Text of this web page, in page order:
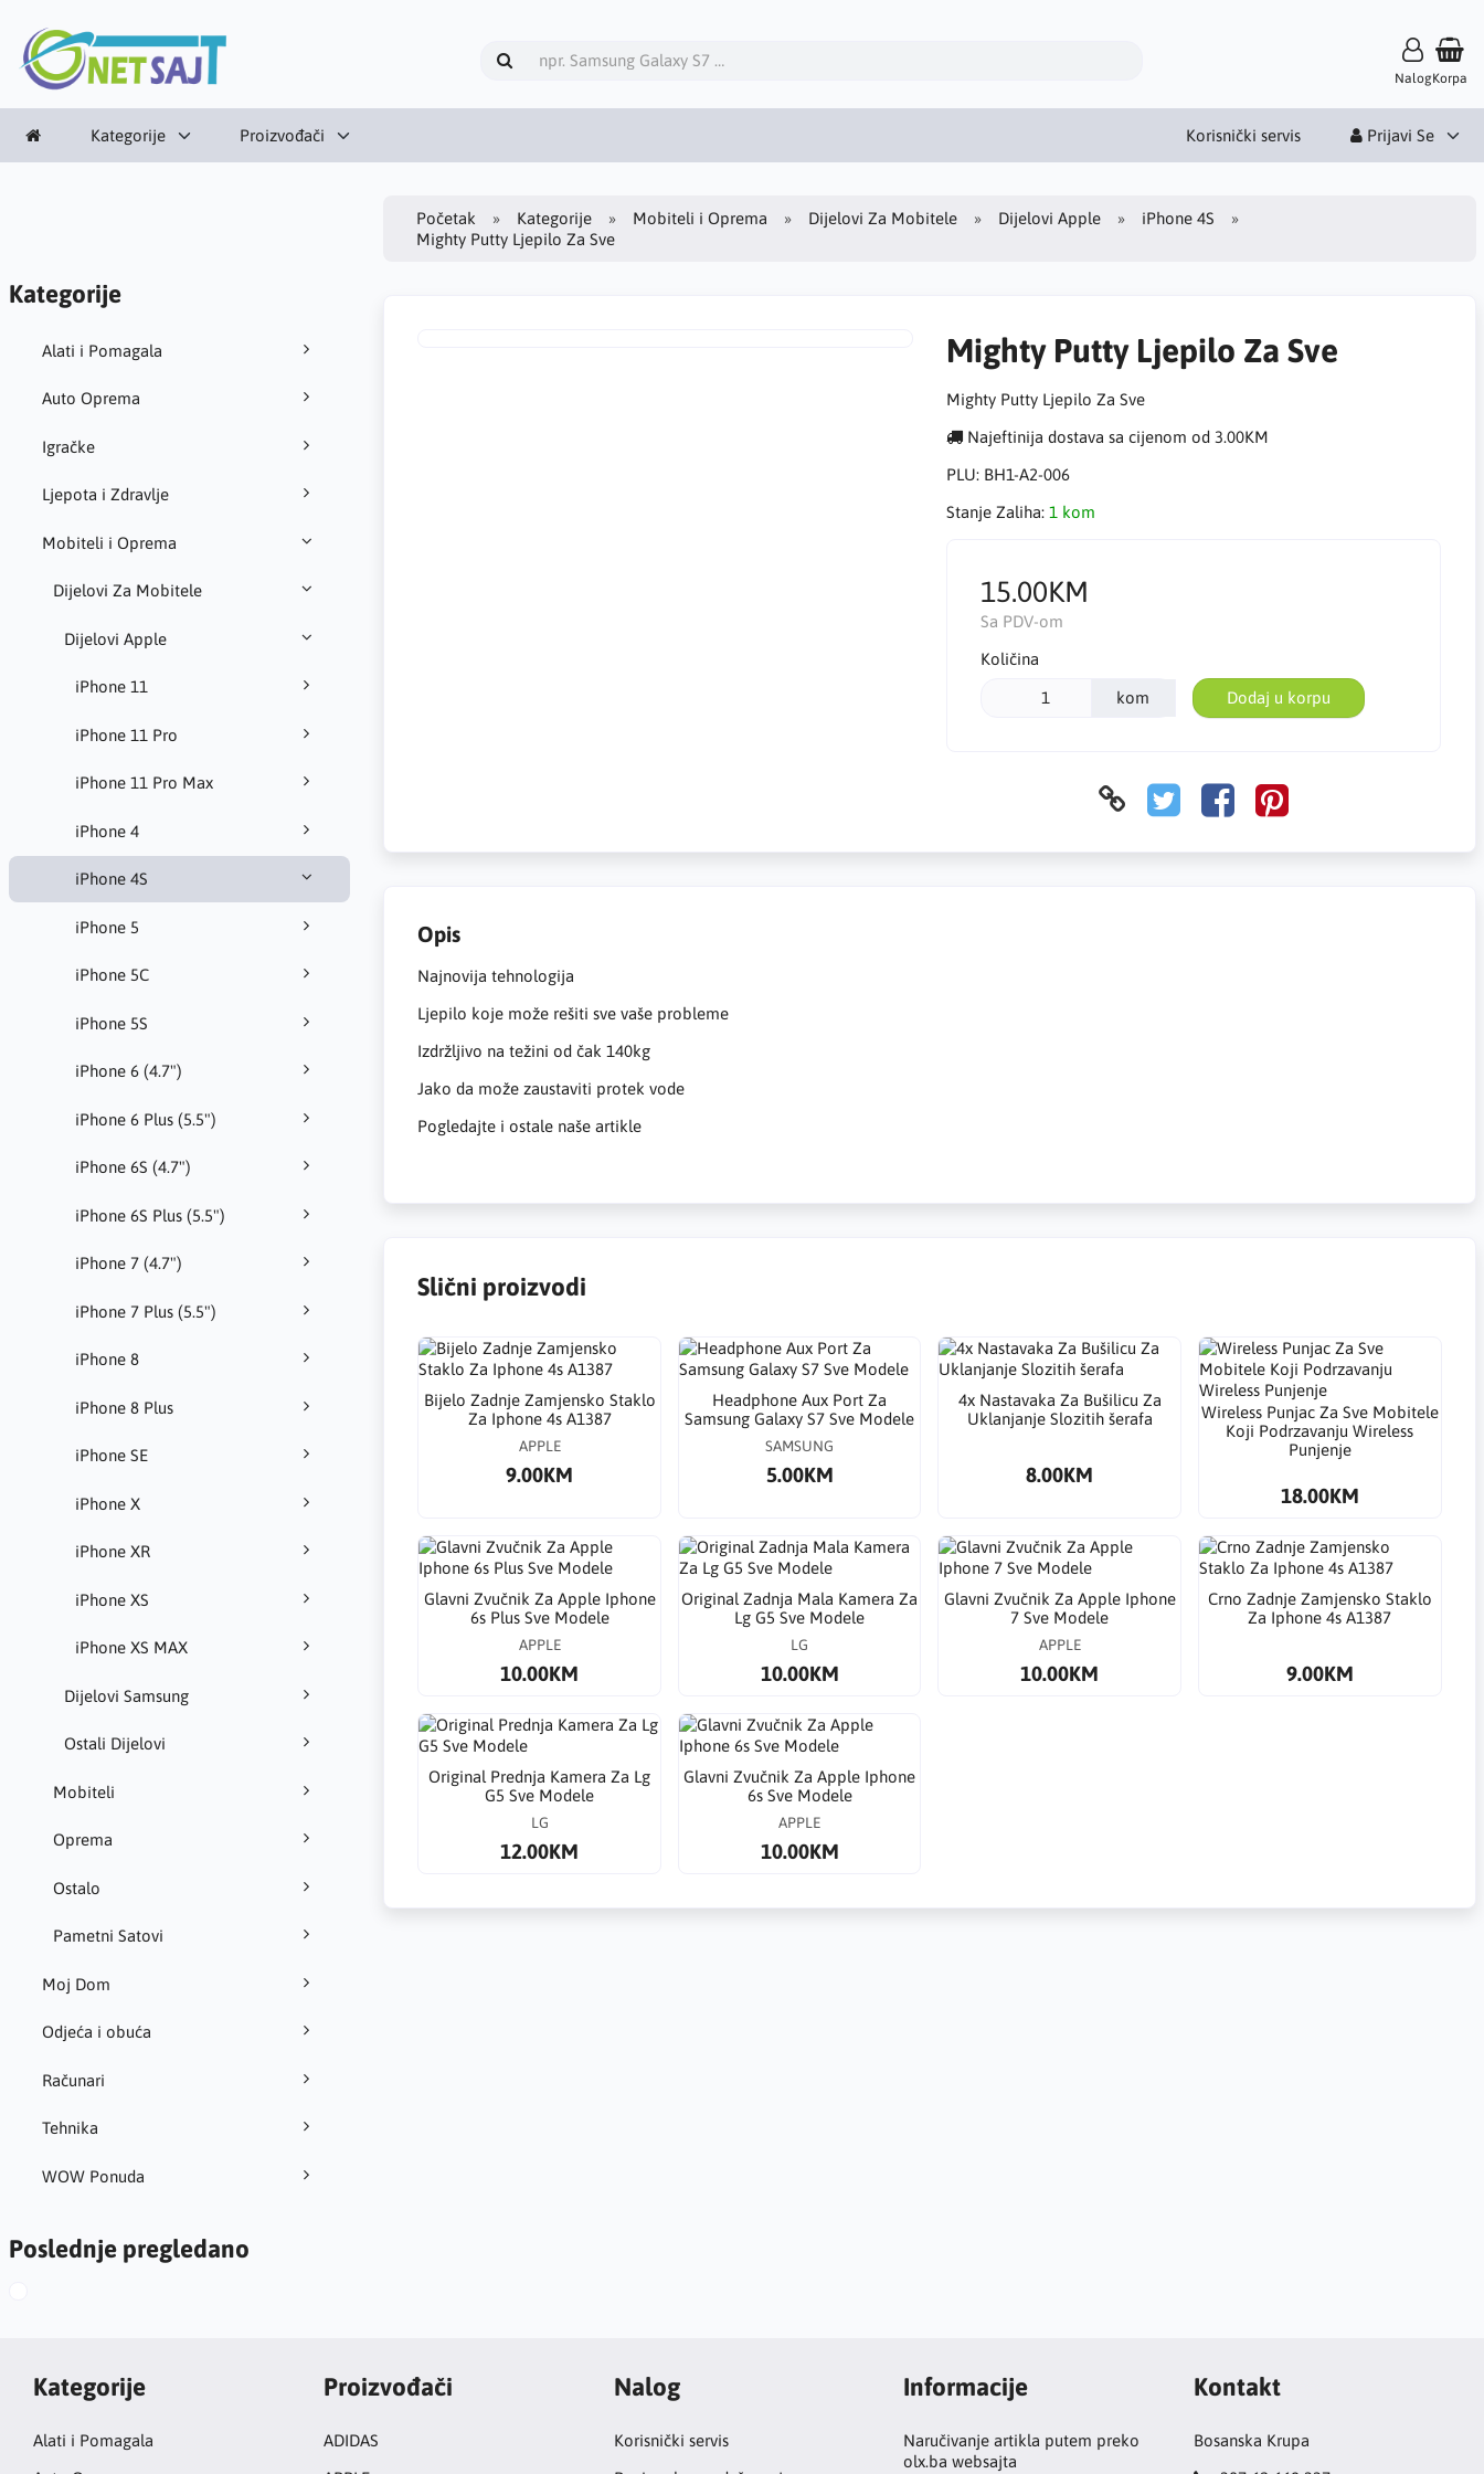
NalogKorpa
Kategorije Proizvođači Korisnički servis Prijavi Se
Kategorije
Alati i Pomagala
Auto Oprema
Igračke
Ljepota i Zdravlje
Mobiteli i Oprema
Dijelovi Za Mobitele
Dijelovi Apple
iPhone 11
iPhone 11 Pro
iPhone 11 Pro Max
iPhone 4
iPhone 4S
iPhone 5
iPhone 5C
iPhone 5S
iPhone 6 (4.7")
iPhone 6 Plus (5.5")
iPhone 6S (4.7")
iPhone 6S Plus (5.5")
iPhone 7 (4.7")
iPhone 7 Plus (5.5")
iPhone 8
iPhone 8 Plus
iPhone SE
iPhone X
iPhone XR
iPhone XS
iPhone XS MAX
Dijelovi Samsung
Ostali Dijelovi
Mobiteli
Oprema
Ostalo
Pametni Satovi
Moj Dom
Odjeća i obuća
Računari
Tehnika
WOW Ponuda
Poslednje pregledano
Početak Kategorije Mobiteli i Oprema Dijelovi Za Mobitele Dijelovi Apple
iPhone 4S
Mighty Putty Ljepilo Za Sve
Mighty Putty Ljepilo Za Sve
Mighty Putty Ljepilo Za Sve
Najeftinija dostava sa cijenom od 3.00KM
PLU: BH1-A2-006
Stanje Zaliha: 1 kom
15.00KM
Sa PDV-om
Količina
kom Dodaj u korpu
Opis
Najnovija tehnologija
Ljepilo koje može rešiti sve vaše probleme
Izdržljivo na težini od čak 140kg
Jako da može zaustaviti protek vode
Pogledajte i ostale naše artikle
Slični proizvodi
Bijelo Zadnje Zamjensko Staklo
Za Iphone 4s A1387
APPLE
9.00KM
Headphone Aux Port Za
Samsung Galaxy S7 Sve Modele
SAMSUNG
5.00KM
4x Nastavaka Za Bušilicu Za
Uklanjanje Slozitih šerafa
8.00KM
Wireless Punjac Za Sve Mobitele
Koji Podrzavanju Wireless
Punjenje
18.00KM
Glavni Zvučnik Za Apple Iphone
6s Plus Sve Modele
APPLE
10.00KM
Original Zadnja Mala Kamera Za
Lg G5 Sve Modele
LG
10.00KM
Glavni Zvučnik Za Apple Iphone
7 Sve Modele
APPLE
10.00KM
Crno Zadnje Zamjensko Staklo
Za Iphone 4s A1387
9.00KM
Original Prednja Kamera Za Lg
G5 Sve Modele
LG
12.00KM
Glavni Zvučnik Za Apple Iphone
6s Sve Modele
APPLE
10.00KM
Kategorije
Alati i Pomagala
Proizvođači
ADIDAS
Nalog
Korisnički servis
Informacije
Naručivanje artikla putem preko
olx.ba websajta
Kontakt
Bosanska Krupa